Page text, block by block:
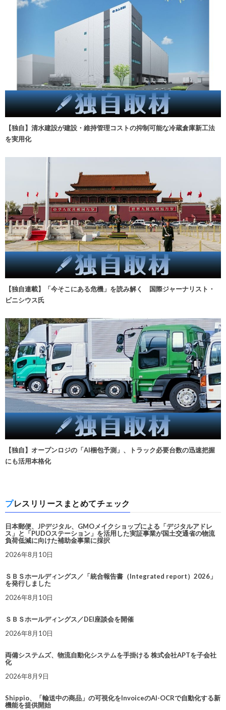
【独自】清水建設が建設・維持管理コストの抑制可能な冷蔵倉庫新工法
を実用化
【独自連載】「今そこにある危機」を読み解く 国際ジャーナリスト・
ビニシウス氏
【独自】オープンロジの「AI梱包予測」、トラック必要台数の迅速把握
にも活用本格化
プレスリリースまとめてチェック
日本郵便、JPデジタル、GMOメイクショップによる「デジタルアドレ
ス」と「PUDOステーション」を活用した実証事業が国土交通省の物流
負荷低減に向けた補助金事業に採択
2026年8月10日
ＳＢＳホールディングス／「統合報告書（Integrated report）2026」
を発行しました
2026年8月10日
ＳＢＳホールディングス／DEI座談会を開催
2026年8月10日
両備システムズ、物流自動化システムを手掛ける 株式会社APTを子会社
化
2026年8月9日
Shippio、「輸送中の商品」の可視化をInvoiceのAI-OCRで自動化する新
機能を提供開始